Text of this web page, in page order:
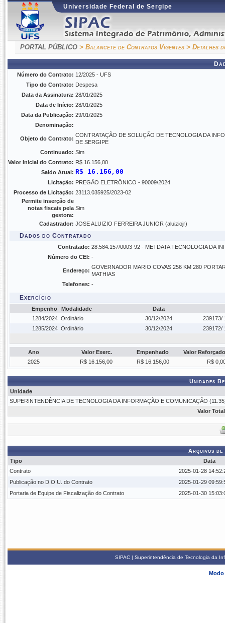
Universidade Federal de Sergipe
PORTAL PÚBLICO > Balancete de Contratos Vigentes > Detalhes
Número do Contrato: 12/2025 - UFS
Tipo do Contrato: Despesa
Data da Assinatura: 28/01/2025
Data de Início: 28/01/2025
Data da Publicação: 29/01/2025
Denominação:
Objeto do Contrato:
CONTRATAÇÃO DE SOLUÇÃO DE TECNOLOGIA DA
DE SERGIPE
Continuado: Sim
Valor Inicial do Contrato: R$ 16.156,00
Saldo Atual: R$ 16.156,00
Licitação: PREGÂO ELETRÔNICO - 90009/2024
Processo de Licitação: 23113.035925/2023-02
Permite inserção de
notas fiscais pela
gestora:
Sim
Cadastrador: JOSE ALUIZIO FERREIRA JUNIOR (aluiziojr)
Dados do Contratado
Contratado: 28.584.157/0003-92 - METDATA TECNOLOGIA DA
Número do CEI: -
Endereço:
GOVERNADOR MARIO COVAS 256 KM 280
MATHIAS
Telefones: -
Exercício
Empenho Modalidade
Data
1284/2024 Ordinário 30/12/2024
239173/
1285/2024 Ordinário 30/12/2024 239172/
Ano Valor Exerc. Empenhado
Valor Reforçado
2025
R$ 16.156,00 R$ 16.156,00 R$
Unidades
Unidade
SUPERINTENDÊNCIA DE TECNOLOGIA DA INFORMAÇÃO E COMUNICAÇÃO
Valor
Arquivos
Tipo
Data
Contrato
2025-01-28
Publicação no D.O.U. do Contrato
2025-01-29
Portaria de Equipe de Fiscalização do Contrato
2025-01-30
SIPAC | Superintendência de Tecnologia da
Modo